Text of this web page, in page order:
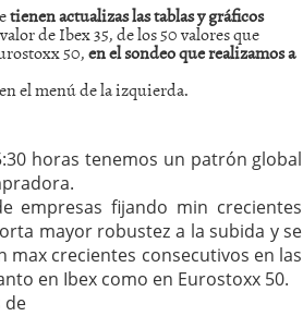
tienen actualizas las tablas y gráficos
de Ibex 35, de los 50 valores que
50,en el sondeo que realizamos a
el menú de la izquierda.
horas tenemos un patrón global
empresas fijando min crecientes
mayor robustez a la subida y se
crecientes consecutivos en las
en Ibex como en Eurostoxx 50.
de